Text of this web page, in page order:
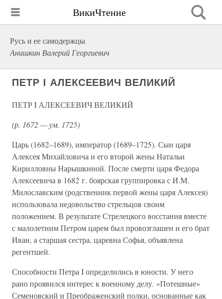
ВикиЧтение
Русь и ее самодержцы
Анишкин Валерий Георгиевич
ПЕТР I АЛЕКСЕЕВИЧ ВЕЛИКИЙ
ПЕТР I АЛЕКСЕЕВИЧ ВЕЛИКИЙ
(р. 1672 — ум. 1725)
Царь (1682–1689), император (1689–1725). Сын царя
Алексея Михайловича и его второй жены Натальи
Кирилловны Нарышкиной. После смерти царя Федора
Алексеевича в 1682 г. боярская группировка с И.М.
Милославским (родственник первой жены царя Алексея)
использовала недовольство стрельцов своим
положением. В результате Стрелецкого восстания вместе
с малолетним Петром царем был провозглашен и его брат
Иван, а старшая сестра, царевна Софья, объявлена
регентшей.
Способности Петра I определились в юности. У него
рано проявился интерес к военному делу. «Потешные»
Семеновский и Преображенский полки, основанные как